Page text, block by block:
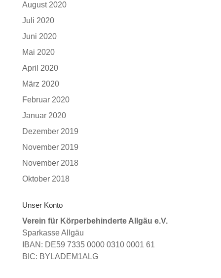
August 2020
Juli 2020
Juni 2020
Mai 2020
April 2020
März 2020
Februar 2020
Januar 2020
Dezember 2019
November 2019
November 2018
Oktober 2018
Unser Konto
Verein für Körperbehinderte Allgäu e.V.
Sparkasse Allgäu
IBAN: DE59 7335 0000 0310 0001 61
BIC: BYLADEM1ALG